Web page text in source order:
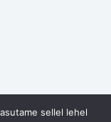
sellel lehel